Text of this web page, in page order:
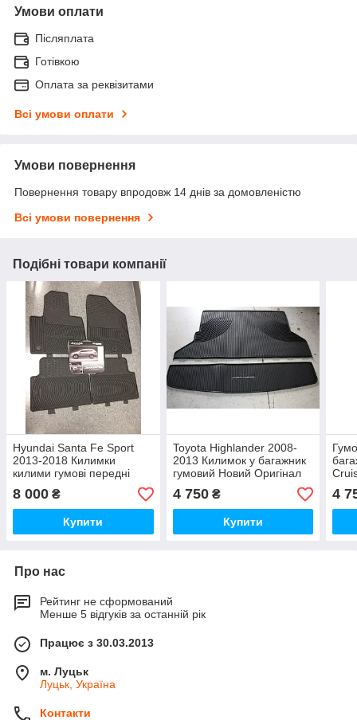
Умови оплати
Післяплата
Готівкою
Оплата за реквізитами
Всі умови оплати
Умови повернення
Повернення товару впродовж 14 днів за домовленістю
Всі умови повернення
Подібні товари компанії
Hyundai Santa Fe Sport
2013-2018 Килимки
килими гумові передні
задні Нові Оригінал
8 000 ₴
Купити
Toyota Highlander 2008-
2013 Килимок у багажник
гумовий Новий Оригінал
4 750₴
Купити
4
Про нас
Рейтинг не сформований
Менше 5 відгуків за останній рік
Працює з 30.03.2013
м. Луцьк
Луцьк, Україна
Контакти